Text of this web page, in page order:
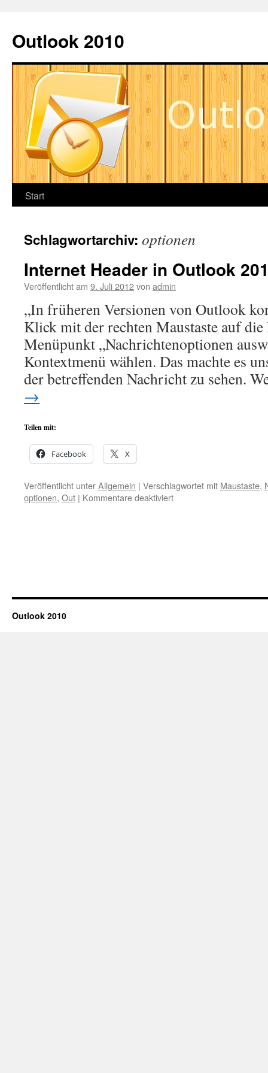
springen
Outlook 2010
Start
Schlagwortarchiv: optionen
Internet Header in Outlook
Veröffentlicht am 9. Juli 2012von admin
„In früheren Versionen von Outlook
Klick mit der rechten Maustaste auf
Menüpunkt „Nachrichtenoptionen
Kontextmenü wählen. Das machte es
der betreffenden Nachricht zu sehen.
→
Teilen mit:
Facebook X
Veröffentlicht unterAllgemein | Verschlagwortet mit Maustaste,
optionen, Out | Kommentare deaktiviertfür
Outlook 2010